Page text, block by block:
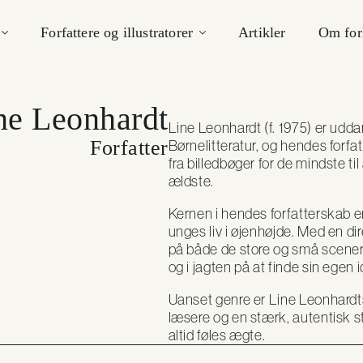
Forfattere og illustratorer Artikler Om
Leonhardt
Forfatter
Line Leonhardt (f. 1975) er
Børnelitteratur, og hendes
fra billedbøger for de mindste
ældste.
Kernen i hendes forfatterskab
unges liv i øjenhøjde. Med en
på både de store og små
og i jagten på at finde sin egen
Uanset genre er Line
læsere og en stærk, autentisk
altid føles ægte.